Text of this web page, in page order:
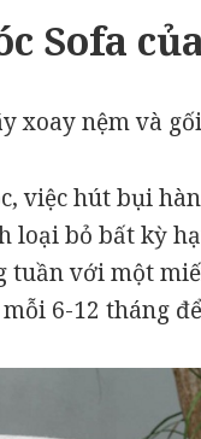
Sofa
xoay nệm và
việc hút bụi
loại bỏ bất kỳ
tuần với một
6-12 tháng